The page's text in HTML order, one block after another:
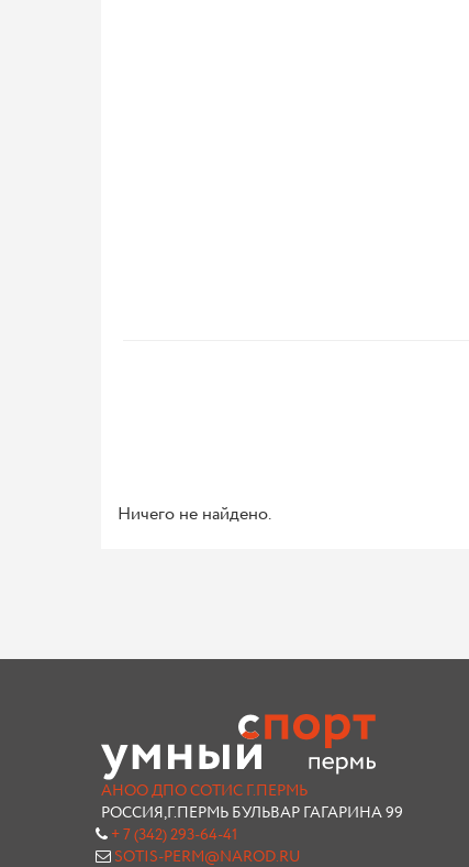
Ничего не найдено.
АНОО ДПО СОТИС Г.ПЕРМЬ
РОССИЯ,Г.ПЕРМЬ БУЛЬВАР ГАГАРИНА 99
+ 7 (342) 293-64-41
SOTIS-PERM@NAROD.RU